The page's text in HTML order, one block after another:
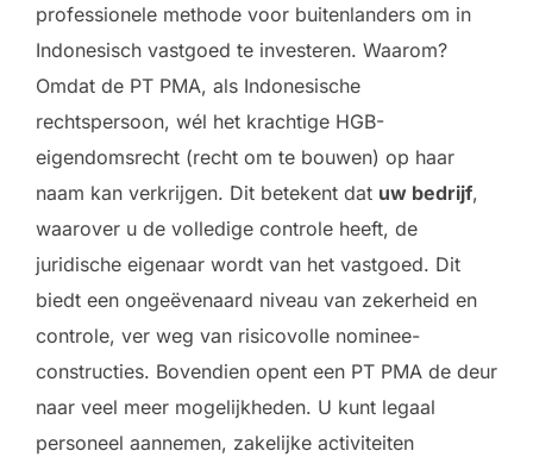
professionele methode voor buitenlanders om in
Indonesisch vastgoed te investeren. Waarom?
Omdat de PT PMA, als Indonesische
rechtspersoon, wél het krachtige HGB-
eigendomsrecht (recht om te bouwen) op haar
naam kan verkrijgen. Dit betekent dat uw bedrijf,
waarover u de volledige controle heeft, de
juridische eigenaar wordt van het vastgoed. Dit
biedt een ongeëvenaard niveau van zekerheid en
controle, ver weg van risicovolle nominee-
constructies. Bovendien opent een PT PMA de deur
naar veel meer mogelijkheden. U kunt legaal
personeel aannemen, zakelijke activiteiten